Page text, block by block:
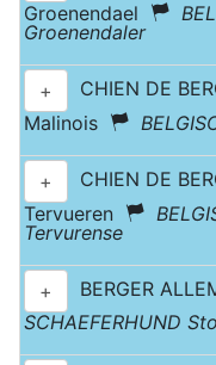
Groenendael
Groenendaler
+
CHIEN DE
Malinois
+
CHIEN DE
Tervueren
Tervurense
+ BERGER
SCHAEFERHUND